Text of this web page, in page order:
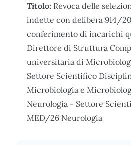
Titolo: Revoca delle
indette con delibera 914/
conferimento di incarichi
Direttore di Struttura
universitaria di
Settore Scientifico
Microbiologia e
Neurologia - Settore
MED/26 Neurologia